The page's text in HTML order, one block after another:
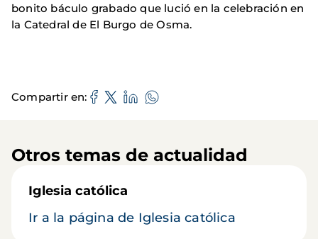
bonito báculo grabado que lució en la celebración en
la Catedral de El Burgo de Osma.
Compartir en
Otros temas de actualidad
Iglesia católica
Ir a la página de Iglesia católica